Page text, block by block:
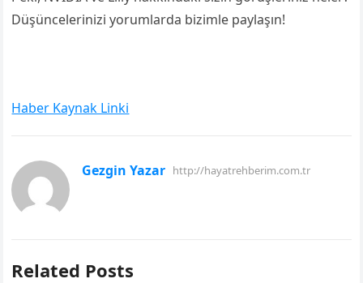
Düşüncelerinizi yorumlarda bizimle paylaşın!
Haber Kaynak Linki
Gezgin Yazar http://hayatrehberim.com.tr
Related Posts